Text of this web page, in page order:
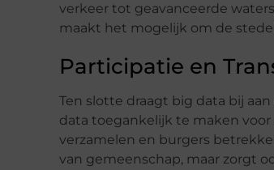
verkeer tot geavanceerde
maakt het mogelijk om de
Participatie en
Ten slotte draagt big data bij
data toegankelijk te maken
verzamelen en burgers
van gemeenschap, maar zorgt